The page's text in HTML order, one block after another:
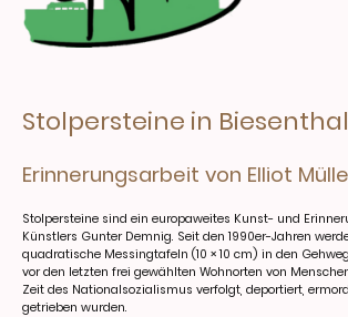
Stolpersteine in Biesenthal
Erinnerungsarbeit von Elliot
Stolpersteine sind ein europaweites Kunst- und
Künstlers Gunter Demnig. Seit den 1990er-Jahren
quadratische Messingtafeln (10 × 10 cm) in den
vor den letzten frei gewählten Wohnorten von
Zeit des Nationalsozialismus verfolgt, deportiert,
getrieben wurden.